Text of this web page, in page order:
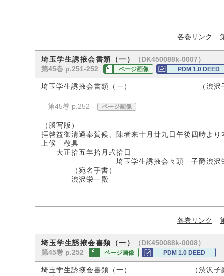
各巻リンク
埼玉学生誘掖会書類（一）
（DK450088k-0007）
第45巻 p.251-252
ページ画像 PDM 1.0 DEED
埼玉学生誘掖会書類（一） （渋沢子
- 第45巻 p.252 - ページ画像
（謄写版）
拝啓益御清適奉賀候、陳者来十月廿九日午後四時よ
上候 敬具
大正拾五年拾月弐拾日
埼玉学生誘掖会々頭 子爵渋沢
（宛名手書）
渋沢栄一殿
各巻リンク
埼玉学生誘掖会書類（一）
（DK450088k-0008）
第45巻 p.252
ページ画像 PDM 1.0 DEED
埼玉学生誘掖会書類（一） （渋沢子爵